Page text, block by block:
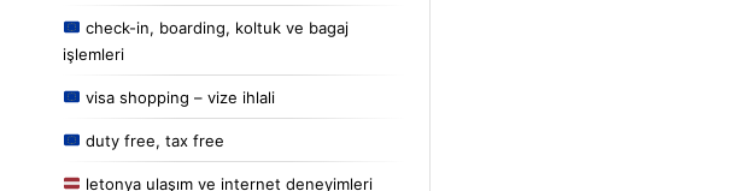
check-in, boarding, koltuk ve bagaj
işlemleri
visa shopping – vize ihlali
duty free, tax free
letonya ulaşım ve internet deneyimleri